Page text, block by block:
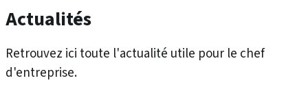
Actualités
Retrouvez ici toute l'actualité utile pour le chef
d'entreprise.